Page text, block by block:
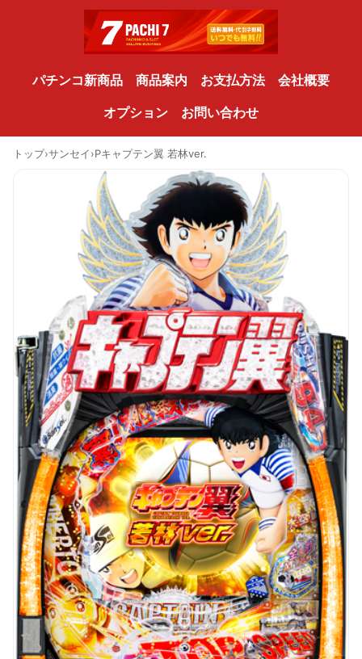
パチンコ新商品 商品案内 お支払方法
会社概要
オプション
お問い合わせ
トップ›サンセイ›Pキャプテン翼 若林ver.